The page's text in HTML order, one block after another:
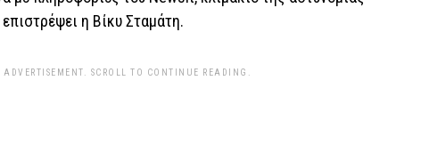
η Βίκυ Σταμάτη.
ADVERTISEMENT. SCROLL TO CONTINUE READING.